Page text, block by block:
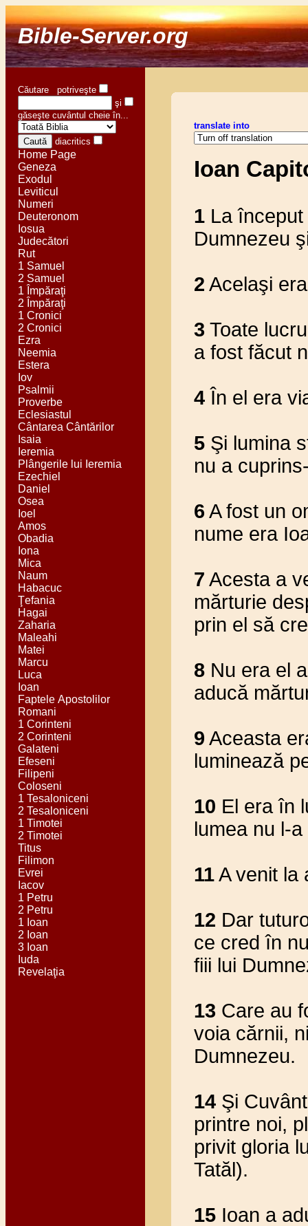
Bible-Server.org
Căutare potriveşte
şi
găseşte cuvântul cheie în...
diacritics
Home Page
Geneza
Exodul
Leviticul
Numeri
Deuteronom
Iosua
Judecători
Rut
1 Samuel
2 Samuel
1 Împăraţi
2 Împăraţi
1 Cronici
2 Cronici
Ezra
Neemia
Estera
Iov
Psalmii
Proverbe
Eclesiastul
Cântarea Cântărilor
Isaia
Ieremia
Plângerile lui Ieremia
Ezechiel
Daniel
Osea
Ioel
Amos
Obadia
Iona
Mica
Naum
Habacuc
Ţefania
Hagai
Zaharia
Maleahi
Matei
Marcu
Luca
Ioan
Faptele Apostolilor
Romani
1 Corinteni
2 Corinteni
Galateni
Efeseni
Filipeni
Coloseni
1 Tesaloniceni
2 Tesaloniceni
1 Timotei
2 Timotei
Titus
Filimon
Evrei
Iacov
1 Petru
2 Petru
1 Ioan
2 Ioan
3 Ioan
Iuda
Revelaţia
translate into
Ioan
1 La
Dumnezeu
2 Acelaşi
3 Toate
a fost făcut
4 În el era
5 Şi lumina
nu a
6 A fost un
nume era
7 Acesta a
mărturie
prin el să
8 Nu era el
aducă
9 Aceasta
luminează
10 El era în
lumea nu l-
11A venit la
12 Dar
ce cred în
fiii lui
13 Care au
voia cărnii,
Dumnezeu.
14 Şi
printre noi,
privit gloria
Tatăl).
15 Ioan a